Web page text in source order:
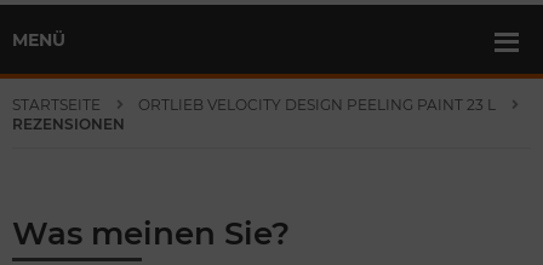
MENÜ
STARTSEITE
ORTLIEB VELOCITY DESIGN PEELING PAINT 23 L
REZENSIONEN
Was meinen Sie?